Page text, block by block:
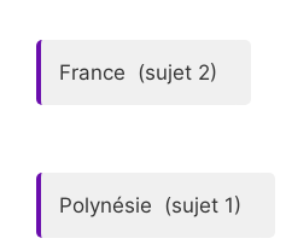
France (sujet 2)
Polynésie (sujet 1)